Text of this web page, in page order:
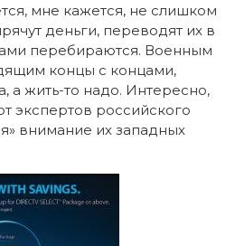
мне кажется, не слишком
деньги, переводят их в
перебираются. Военным
концы с концами,
а жить-то надо. Интересно,
экспертов российского
внимание их западных